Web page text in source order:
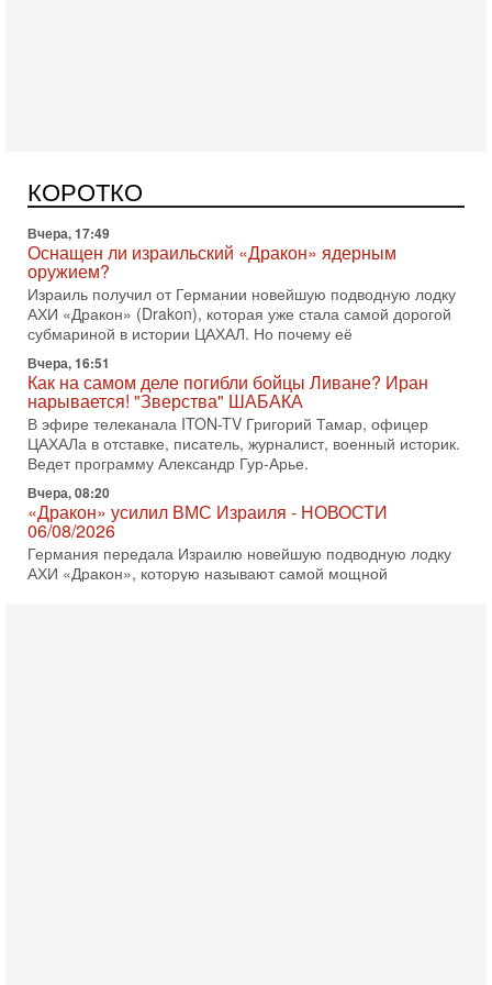
КОРОТКО
Вчера, 17:49
Оснащен ли израильский «Дракон» ядерным
Израиль получил от Германии новейшую подводную лодку
АХИ «Дракон» (Drakon), которая уже стала самой дорогой
субмариной в истории ЦАХАЛ. Но почему её
Вчера, 16:51
Как на самом деле погибли бойцы Ливане? Иран
нарывается! "Зверства" ШАБАКА
В эфире телеканала ITON-TV Григорий Тамар, офицер
ЦАХАЛа в отставке, писатель, журналист, военный историк.
Ведет программу Александр Гур-Арье.
Вчера, 08:20
«Дракон» усилил ВМС Израиля - НОВОСТИ
06/08/2026
Германия передала Израилю новейшую подводную лодку
АХИ «Дракон», которую называют самой мощной
субмариной на Ближнем Востоке. Передача прошла на
5-08-2026, 18:16
Сколько ещё Нетаниягу продержится у власти?